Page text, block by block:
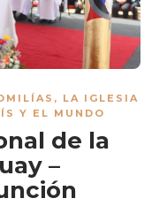
, LA IGLESIA
Y EL MUNDO
de la
–